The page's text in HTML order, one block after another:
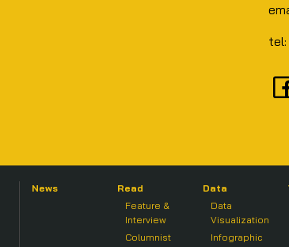
News
Read
Feature &
Interview
Columnist
Data
Data
Visualization
Infographic